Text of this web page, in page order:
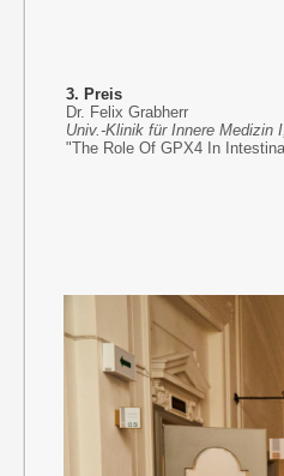
3. Preis
Dr. Felix Grabherr
Univ.-Klinik für Innere Medizin
"The Role Of GPX4 In